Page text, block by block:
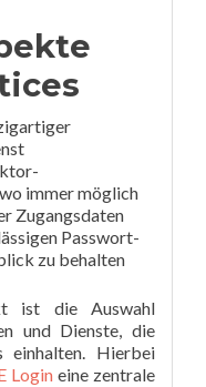
immer möglich
Zugangsdaten
Passwort-
zu behalten
ist die Auswahl
und Dienste, die
einhalten. Hierbei
Login eine zentrale